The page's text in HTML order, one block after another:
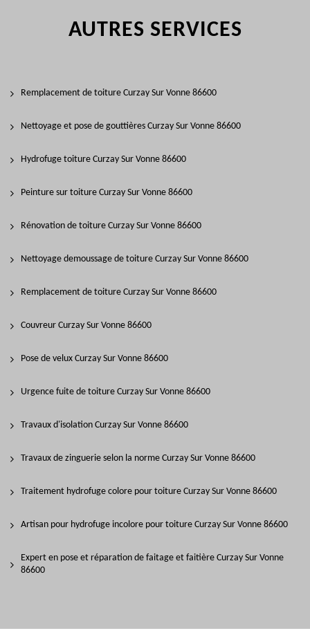
AUTRES SERVICES
Remplacement de toiture Curzay Sur Vonne 86600
Nettoyage et pose de gouttières Curzay Sur Vonne 86600
Hydrofuge toiture Curzay Sur Vonne 86600
Peinture sur toiture Curzay Sur Vonne 86600
Rénovation de toiture Curzay Sur Vonne 86600
Nettoyage demoussage de toiture Curzay Sur Vonne 86600
Remplacement de toiture Curzay Sur Vonne 86600
Couvreur Curzay Sur Vonne 86600
Pose de velux Curzay Sur Vonne 86600
Urgence fuite de toiture Curzay Sur Vonne 86600
Travaux d'isolation Curzay Sur Vonne 86600
Travaux de zinguerie selon la norme Curzay Sur Vonne 86600
Traitement hydrofuge colore pour toiture Curzay Sur Vonne 86600
Artisan pour hydrofuge incolore pour toiture Curzay Sur Vonne 86600
Expert en pose et réparation de faitage et faitière Curzay Sur Vonne
86600